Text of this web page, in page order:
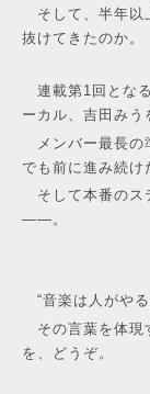
そして、半年以
抜けてきたのか。
連載第1回とな
ーカル、吉田みう
メンバー最長の
でも前に進み続け
そして本番のス
――。
“音楽は人がやる
その言葉を体現
を、どうぞ。